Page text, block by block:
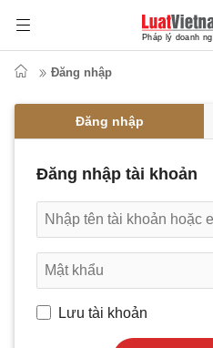
Đăng nhập
Đăng nhập
Đăng nhập tài khoản
Lưu tài khoản